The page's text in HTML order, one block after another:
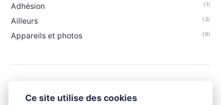
Adhésion (1)
Ailleurs (3)
Appareils et photos (9)
Ce site utilise des cookies